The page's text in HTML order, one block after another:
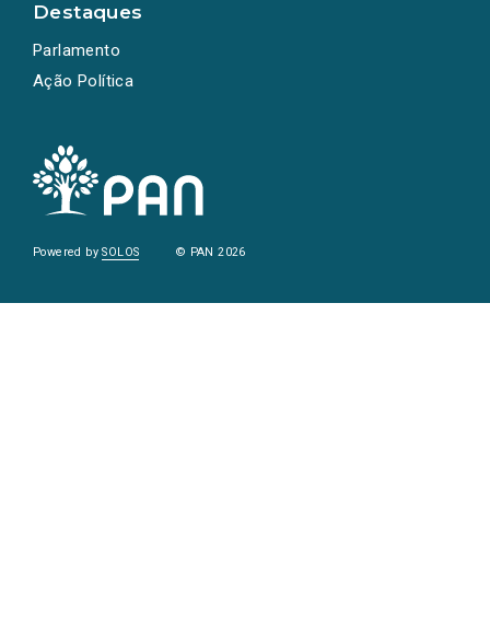
Destaques
Parlamento
Ação Política
Powered bySOLOS © PAN 2026